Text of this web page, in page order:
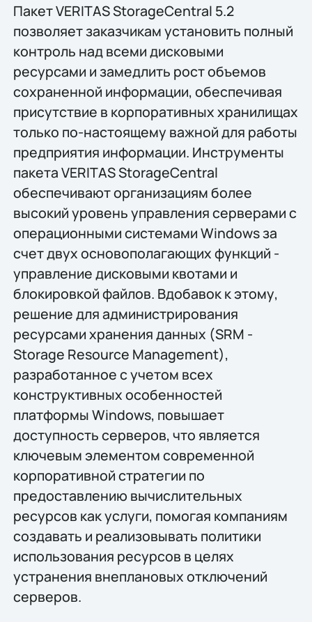
Пакет VERITAS StorageCentral 5.2
позволяет заказчикам установить полный
контроль над всеми дисковыми
ресурсами и замедлить рост объемов
сохраненной информации, обеспечивая
присутствие в корпоративных хранилищах
только по-настоящему важной для работы
предприятия информации. Инструменты
пакета VERITAS StorageCentral
обеспечивают организациям более
высокий уровень управления серверами с
операционными системами Windows за
счет двух основополагающих функций -
управление дисковыми квотами и
блокировкой файлов. Вдобавок к этому,
решение для администрирования
ресурсами хранения данных (SRM -
Storage Resource Management),
разработанное с учетом всех
конструктивных особенностей
платформы Windows, повышает
доступность серверов, что является
ключевым элементом современной
корпоративной стратегии по
предоставлению вычислительных
ресурсов как услуги, помогая компаниям
создавать и реализовывать политики
использования ресурсов в целях
устранения внеплановых отключений
серверов.